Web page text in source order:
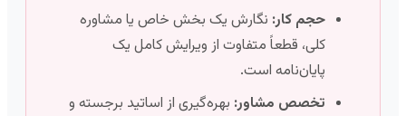
حجم کار: نگارش یک بخش خاص یا مشاوره
کلی، قطعاً متفاوت از ویرایش کامل یک
پایان‌نامه است.
تخصص مشاور: بهره‌گیری از اساتید برجسته و